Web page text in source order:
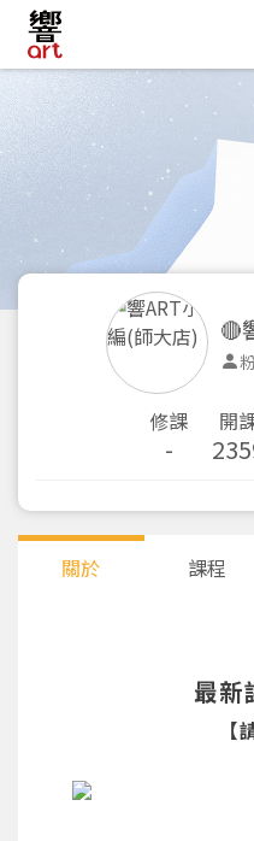
🔴
修課
-
開
關於 課程
最新
【